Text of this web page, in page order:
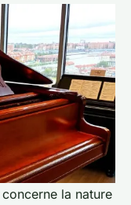
la nature